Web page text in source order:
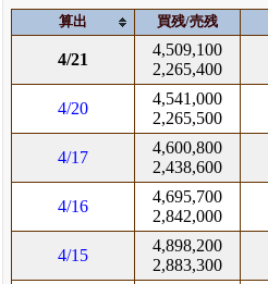
算出 買残/売残
4/21
4,509,100
2,265,400
4/20
4,541,000
2,265,500
4/17
4,600,800
2,438,600
4/16
4,695,700
2,842,000
4/15
4,898,200
2,883,300